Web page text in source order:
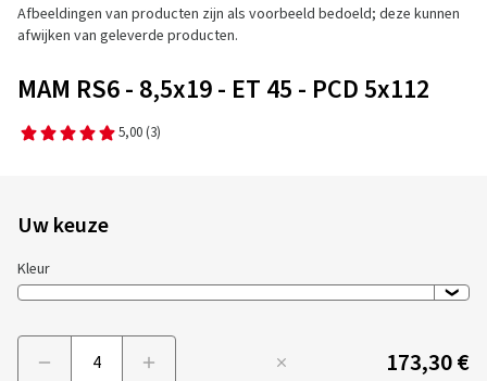
Afbeeldingen van producten zijn als voorbeeld bedoeld; deze kunnen
afwijken van geleverde producten.
MAM RS6 - 8,5x19 - ET 45 - PCD 5x112
5,00 (3)
Uw keuze
Kleur
173,30 €